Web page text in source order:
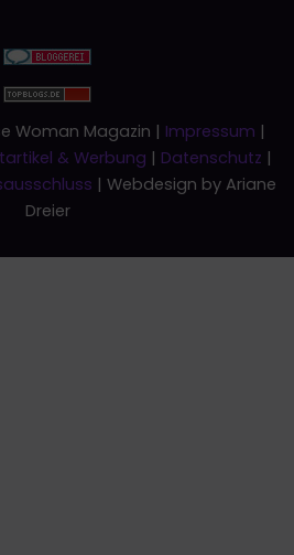
Woman Magazin | Impressum |
& Werbung | Datenschutz |
| Webdesign by Ariane
Dreier